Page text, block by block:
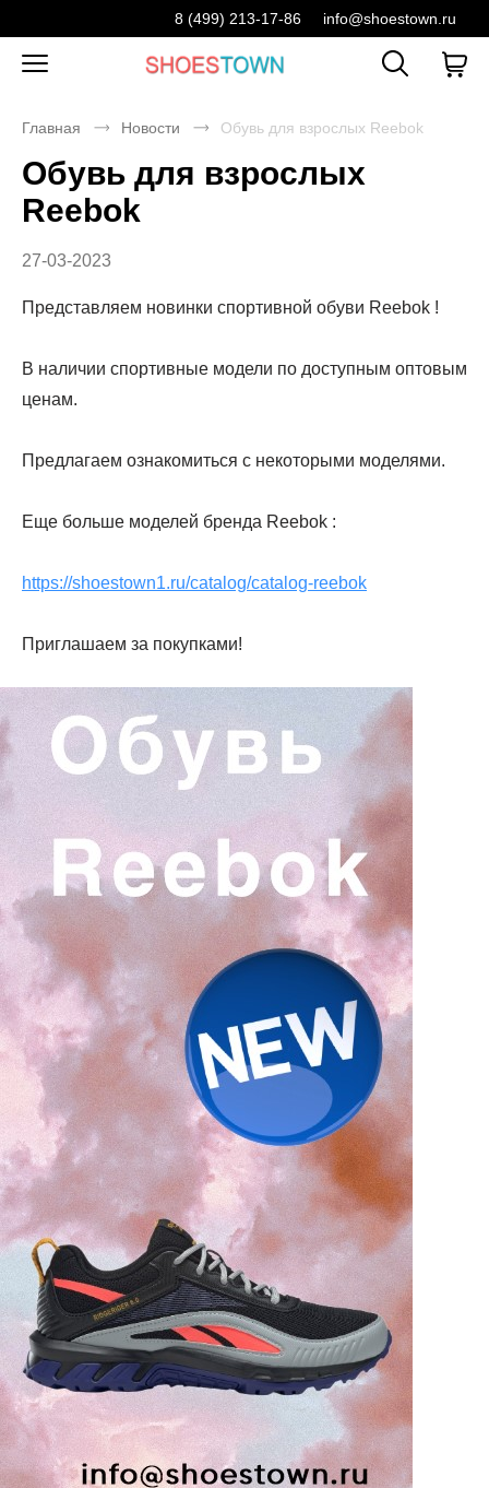
8 (499) 213-17-86 info@shoestown.ru
Главная Новости Обувь для взрослых Reebok
Обувь для взрослых
Reebok
27-03-2023
Представляем новинки спортивной обуви Reebok !
В наличии спортивные модели по доступным оптовым
ценам.
Предлагаем ознакомиться с некоторыми моделями.
Еще больше моделей бренда Reebok :
https://shoestown1.ru/catalog/catalog-reebok
Приглашаем за покупками!